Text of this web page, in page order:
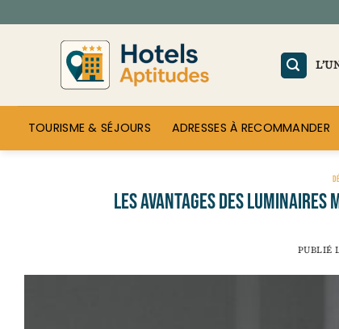
au
TOURISME & SÉJOURS ADRESSES À RECOMMANDER
Les Avantages des
PUBLIÉ